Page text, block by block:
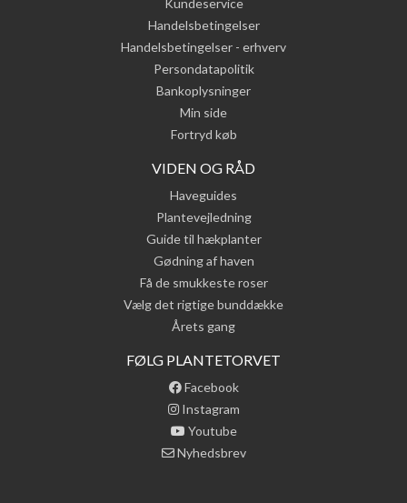
Kundeservice
Handelsbetingelser
Handelsbetingelser - erhverv
Persondatapolitik
Bankoplysninger
Min side
Fortryd køb
VIDEN OG RÅD
Haveguides
Plantevejledning
Guide til hækplanter
Gødning af haven
Få de smukkeste roser
Vælg det rigtige bunddække
Årets gang
FØLG PLANTETORVET
Facebook
Instagram
Youtube
Nyhedsbrev